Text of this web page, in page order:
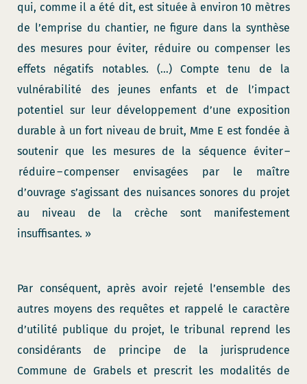
qui, comme il a été dit, est située à environ 10 mètres
de l’emprise du chantier, ne figure dans la synthèse
des mesures pour éviter, réduire ou compenser les
effets négatifs notables. (…) Compte tenu de la
vulnérabilité des jeunes enfants et de l’impact
potentiel sur leur développement d’une exposition
durable à un fort niveau de bruit, Mme E est fondée à
soutenir que les mesures de la séquence éviter –
réduire – compenser envisagées par le maître
d’ouvrage s’agissant des nuisances sonores du projet
au niveau de la crèche sont manifestement
insuffisantes. »
Par conséquent, après avoir rejeté l’ensemble des
autres moyens des requêtes et rappelé le caractère
d’utilité publique du projet, le tribunal reprend les
considérants de principe de la jurisprudence
Commune de Grabels et prescrit les modalités de